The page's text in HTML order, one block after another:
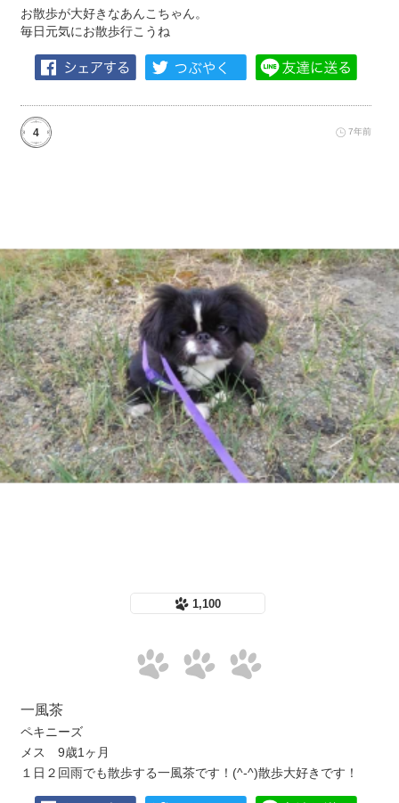
お散歩が大好きなあんこちゃん。
毎日元気にお散歩行こうね
4 7年前
1,100
一風茶
ペキニーズ
メス 9歳1ヶ月
１日２回雨でも散歩する一風茶です！(^-^)散歩大好きです！